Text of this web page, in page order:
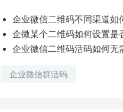
企业微信二维码不同渠道如
企微某个二维码如何设置是
企业微信二维码活码如何无
企业微信群活码